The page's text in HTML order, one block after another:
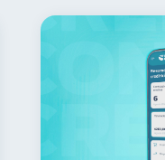
Préstamos
Derechos
Abandonada
Financiera